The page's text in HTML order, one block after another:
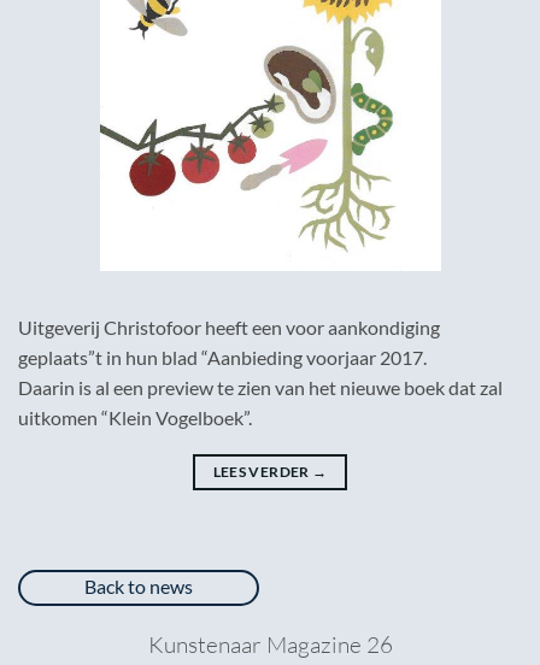
Uitgeverij Christofoor heeft een voor aankondiging
geplaats”t in hun blad “Aanbieding voorjaar 2017.
Daarin is al een preview te zien van het nieuwe boek dat zal
uitkomen “Klein Vogelboek”.
LEES VERDER →
Back to news
Kunstenaar Magazine 26